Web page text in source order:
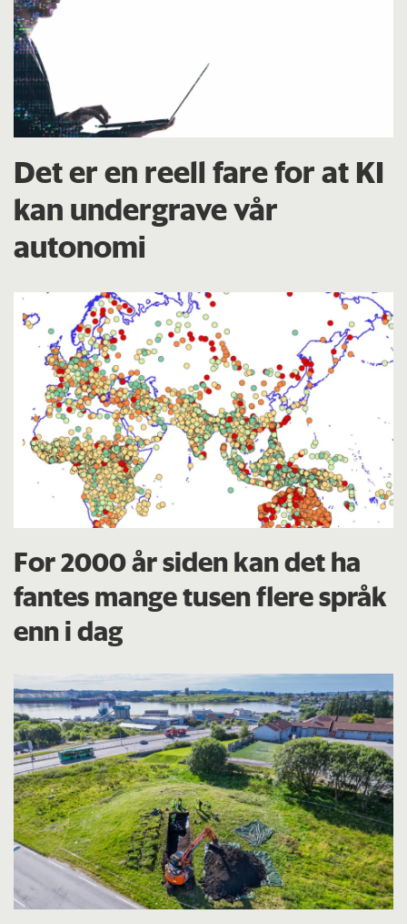
Det er en reell fare for at KI
kan undergrave vår
autonomi
For 2000 år siden kan det ha
fantes mange tusen flere språk
enn i dag